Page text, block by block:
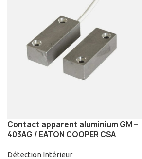
Contact apparent aluminium GM –
403AG / EATON COOPER CSA
Détection Intérieur